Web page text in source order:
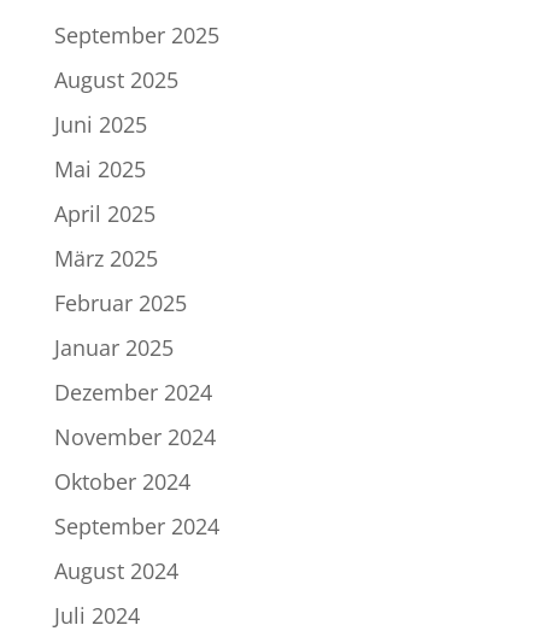
September 2025
August 2025
Juni 2025
Mai 2025
April 2025
März 2025
Februar 2025
Januar 2025
Dezember 2024
November 2024
Oktober 2024
September 2024
August 2024
Juli 2024